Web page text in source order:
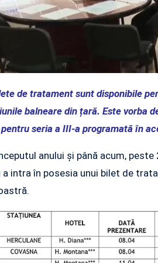
de tratament sunt disponibile
balneare din țară. Este vorba
seria a III-a programată în
anului și până acum,
a intra în posesia unui bilet de